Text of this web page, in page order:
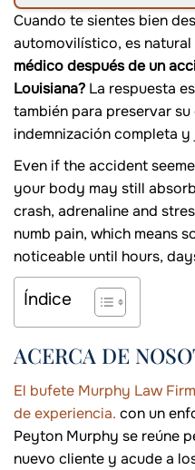
Cuando te sientes bien
automovilístico, es
médico después de un
Louisiana? La respuesta
también para preservar
indemnización completa
Even if the accident
your body may still
crash, adrenaline and
numb pain, which means
noticeable until hours,
Índice
ACERCA DE
El bufete Murphy Law
de experiencia. con un
Peyton Murphy se reúne
nuevo cliente y acude a